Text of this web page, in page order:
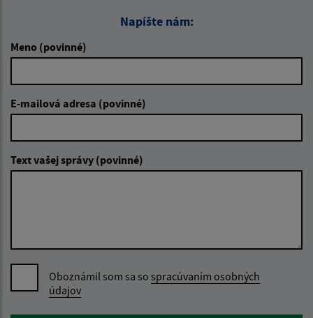
Napíšte nám:
Meno (povinné)
E-mailová adresa (povinné)
Text vašej správy (povinné)
Oboznámil som sa so spracúvaním osobných
údajov